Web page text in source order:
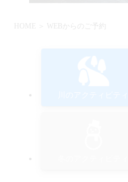
HOME ＞ WEBからのご予約